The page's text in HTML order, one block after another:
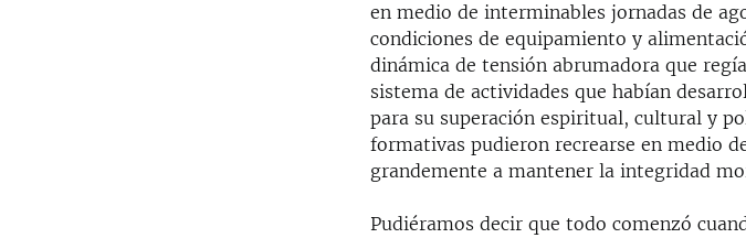
en medio de interminables jornadas de
condiciones de equipamiento y
dinámica de tensión abrumadora que
sistema de actividades que habían
para su superación espiritual, cultural y
formativas pudieron recrearse en medio
grandemente a mantener la integridad
Pudiéramos decir que todo comenzó